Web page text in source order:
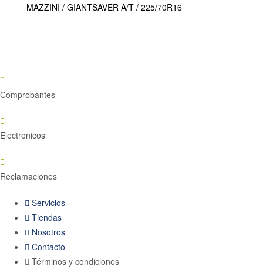
MAZZINI / GIANTSAVER A/T / 225/70R16
Comprobantes
Electronicos
Reclamaciones
Servicios
Tiendas
Nosotros
Contacto
Términos y condiciones